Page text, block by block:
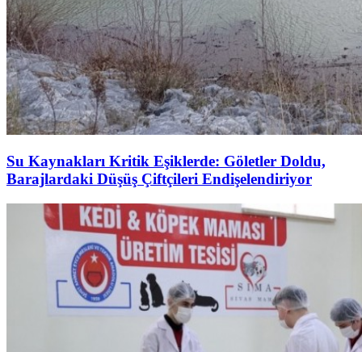
Su Kaynakları Kritik Eşiklerde: Göletler Doldu,
Barajlardaki Düşüş Çiftçileri Endişelendiriyor